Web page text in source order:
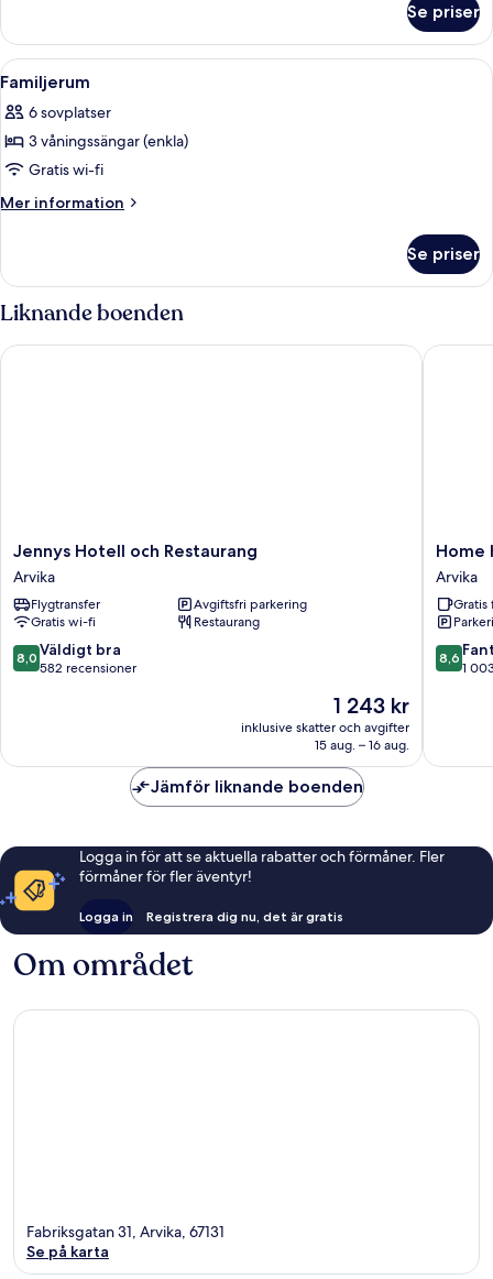
fyrbäddsrum
Se priser
Öppna
alla
foton
för
Familjerum
Ett rum med en våningssäng, ett
5
Familjerum
6 sovplatser
3 våningssängar (enkla)
Gratis wi-fi
Mer information
Mer
Se priser
Liknande boenden
Jennys
Hotell
och
Restaurang
Arvika
Jennys Hotell och Restaurang
Arvika
Flygtransfer
Avgiftsfri parkering
Gratis wi-fi
Restaurang
8.0
av
8,0 Väldigt bra
582 recensioner
Priset
1 243 kr
1 243 kr
inklusive skatter och avgifter
15 aug. – 16 aug.
Jennys Hotell och Restaurang
Home
Hotel
Bristol
Arvika
Home
Arvika
Gratis
8.6
av
8,6
1
Home
Jämför liknande boenden
Logga in för att se aktuella rabatter och förmåner. Fler
förmåner för fler äventyr!
Logga in Registrera dig nu, det är gratis
Om området
Fabriksgatan 31, Arvika, 67131
Se på karta